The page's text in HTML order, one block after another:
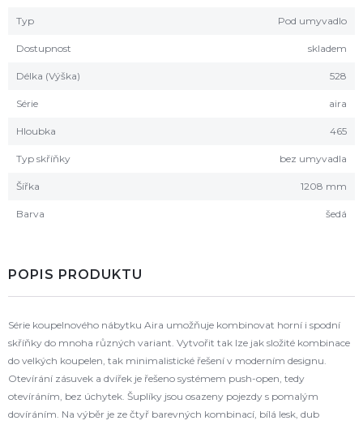
Typ Pod umyvadlo
Dostupnost skladem
Délka (Výška) 528
Série aira
Hloubka 465
Typ skříňky bez umyvadla
Šířka 1208 mm
Barva šedá
POPIS PRODUKTU
Série koupelnového nábytku Aira umožňuje kombinovat horní i spodní
skříňky do mnoha různých variant. Vytvořit tak lze jak složité kombinace
do velkých koupelen, tak minimalistické řešení v moderním designu.
Otevírání zásuvek a dvířek je řešeno systémem push-open, tedy
otevíráním, bez úchytek. Šuplíky jsou osazeny pojezdy s pomalým
dovíráním. Na výběr je ze čtyř barevných kombinací, bílá lesk, dub